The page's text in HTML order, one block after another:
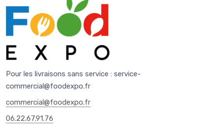
Pour les livraisons sans service : service-
commercial@foodexpo.fr
commercial@foodexpo.fr
06.22.67.91.76